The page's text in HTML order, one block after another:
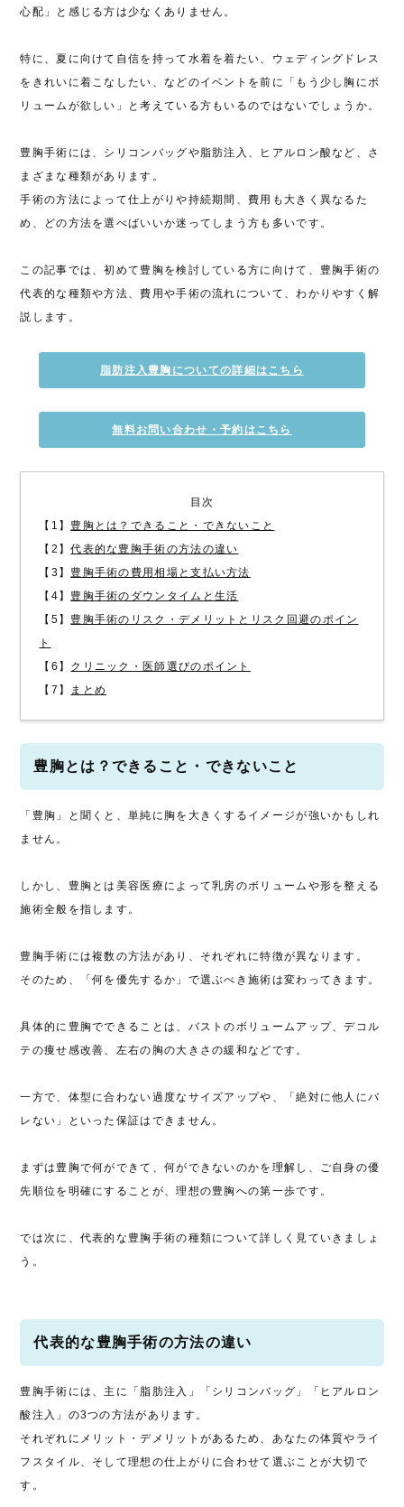
心配」と感じる方は少なくありません。
特に、夏に向けて自信を持って水着を着たい、ウェディングドレス
をきれいに着こなしたい、などのイベントを前に「もう少し胸にボ
リュームが欲しい」と考えている方もいるのではないでしょうか。
豊胸手術には、シリコンバッグや脂肪注入、ヒアルロン酸など、さ
まざまな種類があります。
手術の方法によって仕上がりや持続期間、費用も大きく異なるた
め、どの方法を選べばいいか迷ってしまう方も多いです。
この記事では、初めて豊胸を検討している方に向けて、豊胸手術の
代表的な種類や方法、費用や手術の流れについて、わかりやすく解
説します。
脂肪注入豊胸についての詳細はこちら
無料お問い合わせ・予約はこちら
目次
【1】 豊胸とは？できること・できないこと
【2】代表的な豊胸手術の方法の違い
【3】 豊胸手術の費用相場と支払い方法
【4】 豊胸手術のダウンタイムと生活
【5】 豊胸手術のリスク・デメリットとリスク回避のポイン
ト
【6】 クリニック・医師選びのポイント
【7】
まとめ
豊胸とは？できること・できないこと
「豊胸」と聞くと、単純に胸を大きくするイメージが強いかもしれ
ません。
しかし、豊胸とは美容医療によって乳房のボリュームや形を整える
施術全般を指します。
豊胸手術には複数の方法があり、それぞれに特徴が異なります。
そのため、「何を優先するか」で選ぶべき施術は変わってきます。
具体的に豊胸でできることは、バストのボリュームアップ、デコル
テの痩せ感改善、左右の胸の大きさの緩和などです。
一方で、体型に合わない過度なサイズアップや、「絶対に他人にバ
レない」といった保証はできません。
まずは豊胸で何ができて、何ができないのかを理解し、ご自身の優
先順位を明確にすることが、理想の豊胸への第一歩です。
では次に、代表的な豊胸手術の種類について詳しく見ていきましょ
う。
代表的な豊胸手術の方法の違い
豊胸手術には、主に「脂肪注入」「シリコンバッグ」「ヒアルロン
酸注入」の3つの方法があります。
それぞれにメリット・デメリットがあるため、あなたの体質やライ
フスタイル、そして理想の仕上がりに合わせて選ぶことが大切で
す。